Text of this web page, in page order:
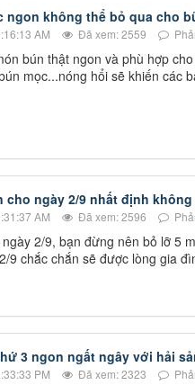
ngon không thể bỏ qua cho
AM Đã xem: 2559
bún thật ngon và phù hợp
mọc...nóng hổi sẽ khiến các
cho ngày 2/9 nhất định
AM Đã xem: 2596
2/9, bạn đừng nên bỏ lỡ 5
9 chắc chắn sẽ được lòng gia
3 ngon ngất ngây với hải
PM Đã xem: 2323